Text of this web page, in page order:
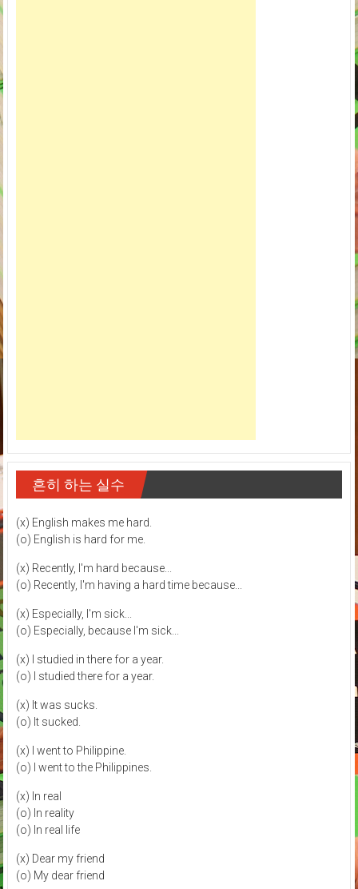
흔히 하는 실수
(x) English makes me hard.
(o) English is hard for me.
(x) Recently, I'm hard because...
(o) Recently, I'm having a hard time because...
(x) Especially, I'm sick...
(o) Especially, because I'm sick...
(x) I studied in there for a year.
(o) I studied there for a year.
(x) It was sucks.
(o) It sucked.
(x) I went to Philippine.
(o) I went to the Philippines.
(x) In real
(o) In reality
(o) In real life
(x) Dear my friend
(o) My dear friend